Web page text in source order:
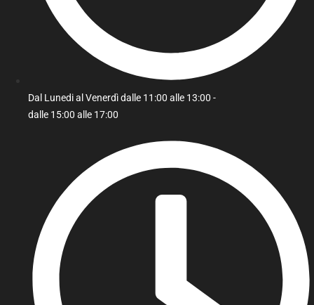
Dal Lunedi al Venerdì dalle 11:00 alle 13:00 -
dalle 15:00 alle 17:00